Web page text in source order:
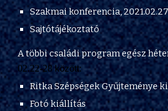
Szakmai konferencia,
Sajtótájékoztató
A többi családi program egész
02.22-28között:
Ritka Szépségek Gyűjteménye
Fotó kiállítás